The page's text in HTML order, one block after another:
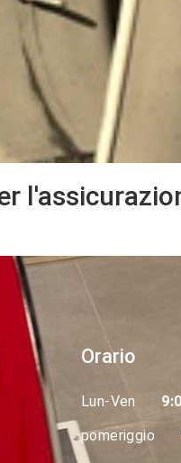
Orario
Lun-Ven
pomeriggio